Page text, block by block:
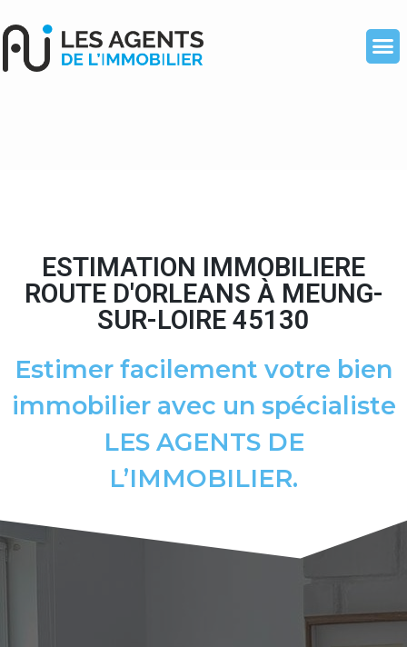
ESTIMATION IMMOBILIERE
ROUTE D'ORLEANS À MEUNG-
SUR-LOIRE 45130
Estimer facilement votre bien
immobilier avec un spécialiste
LES AGENTS DE
L’IMMOBILIER.